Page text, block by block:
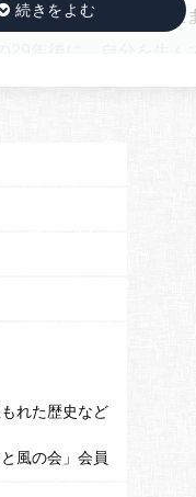
した。頭白上人の
を行った。そして
ない。礼を知らぬそ
のだといって切捨
に、佐竹家では後に
の形見の品を握り
に勝って小田城を奪
旧新治村に残されて
刻まれているもの
れた歴史など
風の会」会員